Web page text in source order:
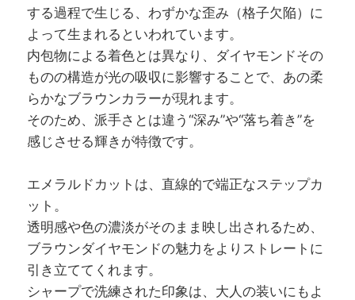
する過程で生じる、わずかな歪み（格子欠陥）に
よって生まれるといわれています。
内包物による着色とは異なり、ダイヤモンドその
ものの構造が光の吸収に影響することで、あの柔
らかなブラウンカラーが現れます。
そのため、派手さとは違う“深み”や“落ち着き”を
感じさせる輝きが特徴です。
エメラルドカットは、直線的で端正なステップカ
ット。
透明感や色の濃淡がそのまま映し出されるため、
ブラウンダイヤモンドの魅力をよりストレートに
引き立ててくれます。
シャープで洗練された印象は、大人の装いにもよ